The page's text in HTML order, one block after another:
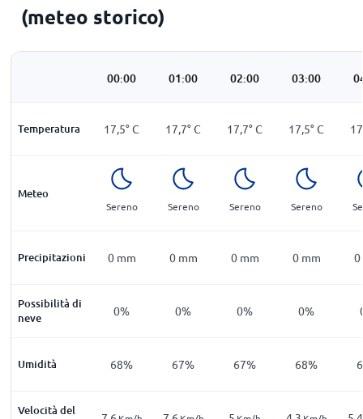
(meteo storico)
00:00 01:00 02:00 03:00
Temperatura 17,5°C 17,7°C 17,7°C 17,5°C
Meteo
Sereno Sereno Sereno Sereno
Precipitazioni 0 mm 0 mm 0 mm 0 mm 0
Possibilità di
neve
0% 0% 0% 0%
Umidità 68% 67% 67% 68%
Velocità del